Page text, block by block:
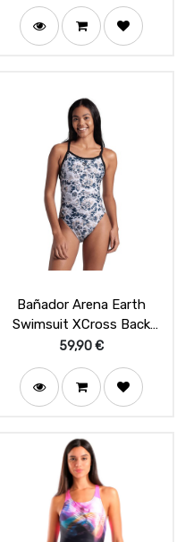
Bañador Arena Earth
Swimsuit XCross Back
Black White
59,90€